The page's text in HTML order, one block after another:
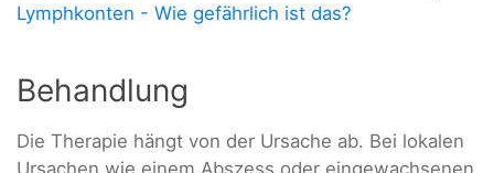
Lymphkonten - Wie gefährlich ist das?
Behandlung
Die Therapie hängt von der Ursache ab. Bei lokalen